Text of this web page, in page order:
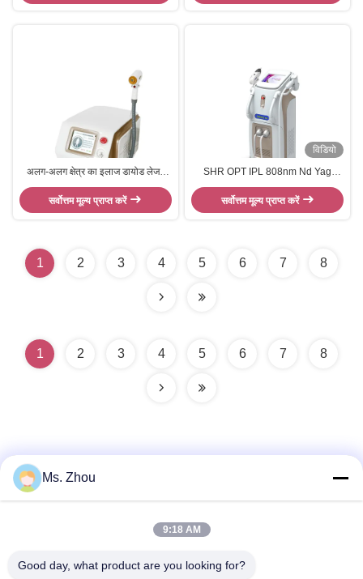
अलग-अलग क्षेत्र का इलाज डायोड लेजर
बालों को हटाने की मशीन पुरुष चेहरे के बालों
को हटाने
सर्वोत्तम मूल्य प्राप्त करें
विडियो
SHR OPT IPL 808nm Nd Yag
डायोड लेजर हेयर रिमूवल ब्यूटी मशीन
सर्वोत्तम मूल्य प्राप्त करें
1 2 3 4 5 6 7 8
1 2 3 4 5 6 7 8
पता
Ms. Zhou
9:18 AM
Good day, what product are you looking for?